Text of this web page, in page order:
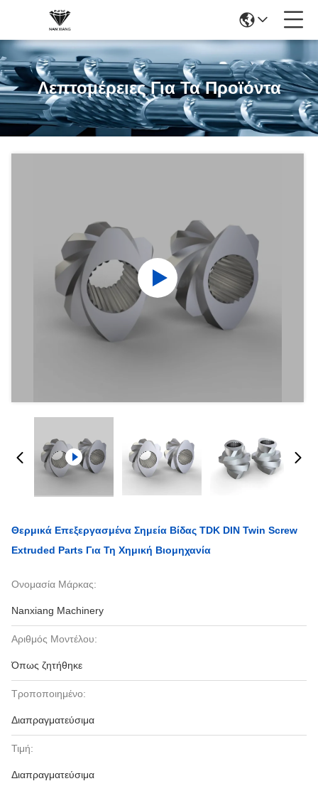
Λεπτομέρειες Για Τα Προϊόντα
Θερμικά Επεξεργασμένα Σημεία Βίδας TDK DIN Twin Screw
Extruded Parts Για Τη Χημική Βιομηχανία
Ονομασία Μάρκας:
Nanxiang Machinery
Αριθμός Μοντέλου:
Όπως ζητήθηκε
Τροποποιημένο:
Διαπραγματεύσιμα
Τιμή:
Διαπραγματεύσιμα